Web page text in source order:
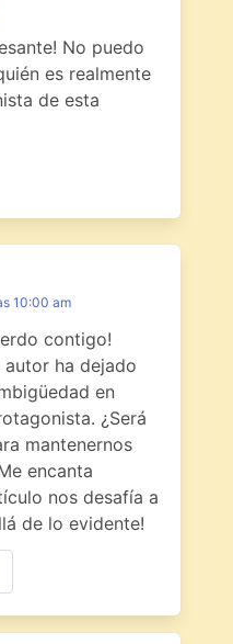
No puedo
es realmente
de esta
10:00 am
contigo!
autor ha dejado
en
¿Será
mantenernos
encanta
nos desafía a
de lo evidente!